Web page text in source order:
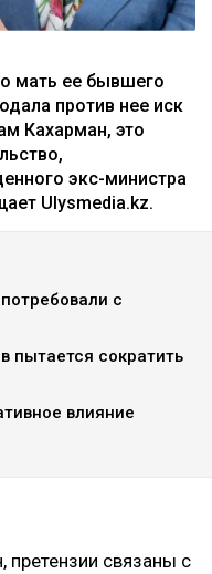
мать ее бывшего
против нее иск
Кахарман, это
экс-министра
Ulysmedia.kz.
с
пытается сократить
влияние
связаны с